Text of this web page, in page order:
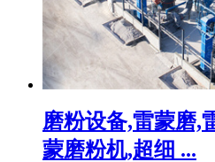
磨粉设备,雷蒙磨,
蒙磨粉机,超细 ...